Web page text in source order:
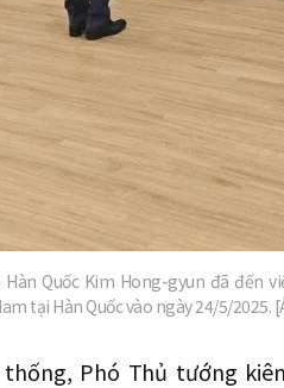
Quốc Kim Hong-gyun đã đến
tại Hàn Quốc vào ngày 24/5/2025.
Phó Thủ tướng